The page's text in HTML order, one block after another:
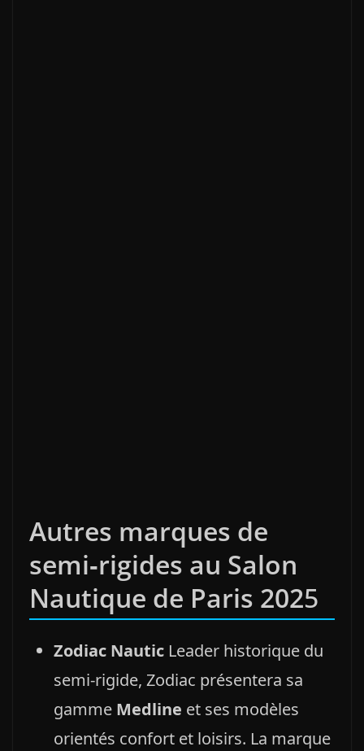
Autres marques de
semi‑rigides au Salon
Nautique de Paris 2025
Zodiac Nautic Leader historique du
semi‑rigide, Zodiac présentera sa
gamme Medline et ses modèles
orientés confort et loisirs. La marque